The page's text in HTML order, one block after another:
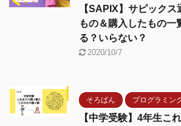
【SAPIX】サピック
もの＆購入したもの一
る？いらない？
2020/10/7
そろばん プログラミン
【中学受験】4年生こ